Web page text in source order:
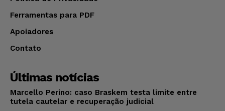
Ferramentas para PDF
Apoiadores
Contato
Últimas notícias
Marcello Perino: caso Braskem testa limite entre
tutela cautelar e recuperação judicial